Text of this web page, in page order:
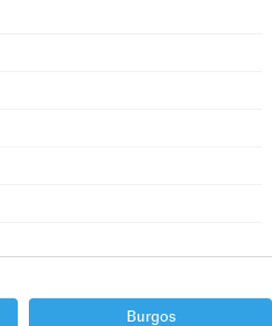
Burgos